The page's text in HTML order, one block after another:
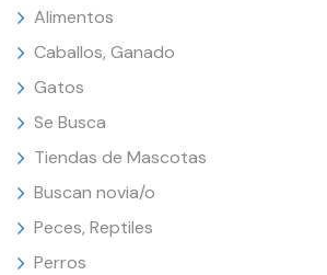
Alimentos
Caballos, Ganado
Gatos
Se Busca
Tiendas de Mascotas
Buscan novia/o
Peces, Reptiles
Perros